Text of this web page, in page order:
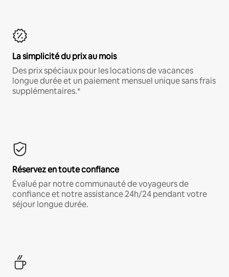
La simplicité du prix au mois
Des prix spéciaux pour les locations de vacances
longue durée et un paiement mensuel unique sans frais
supplémentaires.*
Réservez en toute confiance
Évalué par notre communauté de voyageurs de
confiance et notre assistance 24h/24 pendant votre
séjour longue durée.